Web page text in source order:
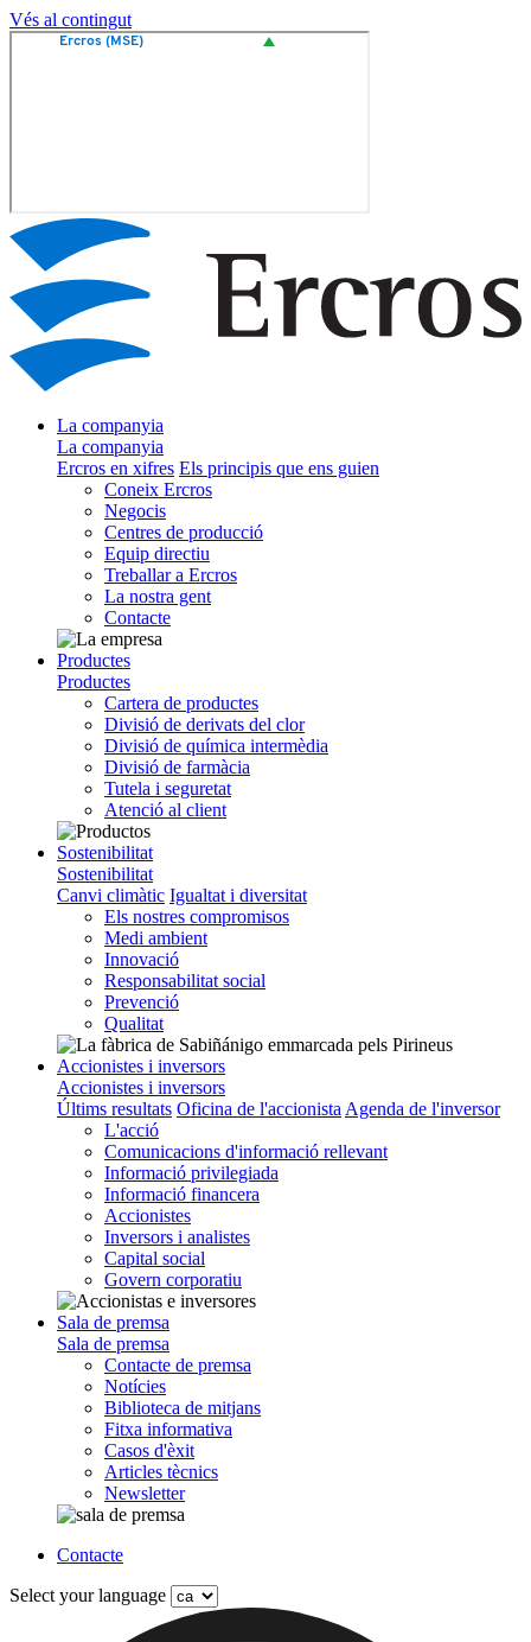
Vés al contingut
La companyia
La companyia
Ercros en xifres Els principis que ens guien
Coneix Ercros
Negocis
Centres de producció
Equip directiu
Treballar a Ercros
La nostra gent
Contacte
Productes
Productes
Cartera de productes
Divisió de derivats del clor
Divisió de química intermèdia
Divisió de farmàcia
Tutela i seguretat
Atenció al client
Sostenibilitat
Sostenibilitat
Canvi climàtic Igualtat i diversitat
Els nostres compromisos
Medi ambient
Innovació
Responsabilitat social
Prevenció
Qualitat
Accionistes i inversors
Accionistes i inversors
Últims resultats Oficina de l'accionista Agenda de l'inversor
L'acció
Comunicacions d'informació rellevant
Informació privilegiada
Informació financera
Accionistes
Inversors i analistes
Capital social
Govern corporatiu
Sala de premsa
Sala de premsa
Contacte de premsa
Notícies
Biblioteca de mitjans
Fitxa informativa
Casos d'èxit
Articles tècnics
Newsletter
Contacte
Select your language